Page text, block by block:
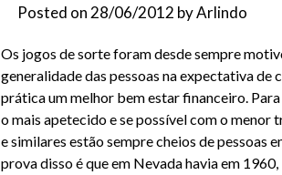
Posted on 28/06/2012 byArlindo
Os jogos de sorte foram desde sempre
generalidade das pessoas na expectativa de
prática um melhor bem estar financeiro.
o mais apetecido e se possível com o menor
e similares estão sempre cheios de pessoas
prova disso é que em Nevada havia em